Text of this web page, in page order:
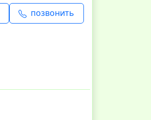
позвонить